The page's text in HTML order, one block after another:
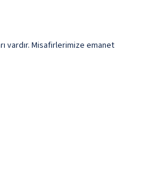
vardır. Misafirlerimize emanet